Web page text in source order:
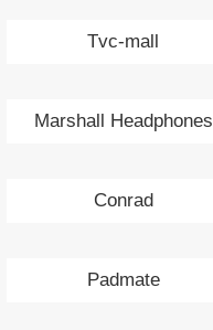
Tvc-mall
Marshall Headphones
Conrad
Padmate